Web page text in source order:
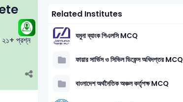
২১+ প্রশ্ন
Related Institutes
যমুনা ব্যাংক পিএলসি MCQ
ফায়ার সার্ভিস ও সিভিল ডিফেন্স অধিদপ্তর MCQ
বাংলাদেশ অর্থনৈতিক অঞ্চল কর্তৃপক্ষ MCQ